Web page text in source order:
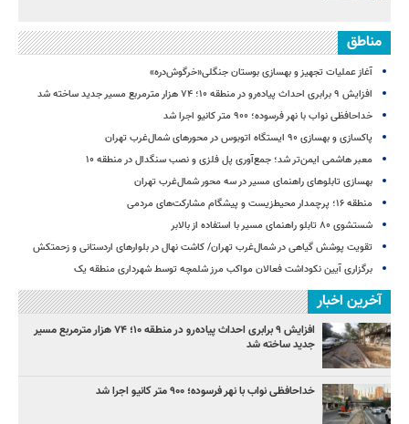
مناطق
آغاز عملیات تجهیز و بهسازی بوستان جنگلی«خرگوش‌دره»
افزایش ۹ برابری احداث پیاده‌رو در منطقه ۱۰؛ ۷۴ هزار مترمربع مسیر جدید ساخته شد
خداحافظی نواب با نهر فرسوده؛ ۹۰۰ متر کانیو اجرا شد
پاکسازی و بهسازی ۹۰ ایستگاه اتوبوس در محورهای شمال‌غرب تهران
معبر هاشمی ایمن‌تر شد؛ جمع‌آوری پل فلزی و نصب سنگدال در منطقه ۱۰
بهسازی تابلوهای راهنمای مسیر در سه محور شمال‌غرب تهران
منطقه ۱۶؛ پرچمدار محیط‌زیست و پیشگام مشارکت‌های مردمی
شستشوی ۸۰ تابلو راهنمای مسیر با استفاده از بالابر
تقویت پوشش گیاهی در شمال‌غرب تهران/ کاشت نهال در بلوارهای اردستانی و زحمتکش
برگزاری آیین نکوداشت فعالان مواکب مرز شلمچه توسط شهرداری منطقه یک
آخرین اخبار
افزایش ۹ برابری احداث پیاده‌رو در منطقه ۱۰؛ ۷۴ هزار مترمربع مسیر
جدید ساخته شد
خداحافظی نواب با نهر فرسوده؛ ۹۰۰ متر کانیو اجرا شد